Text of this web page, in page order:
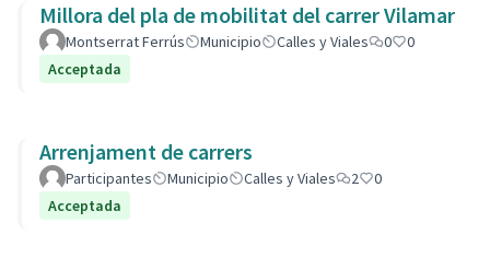
Millora del pla de mobilitat del carrer Vilamar
Montserrat Ferrús Municipio Calles y Viales 0
0
Acceptada
Arrenjament de carrers
Participantes Municipio Calles y Viales 2
0
Acceptada